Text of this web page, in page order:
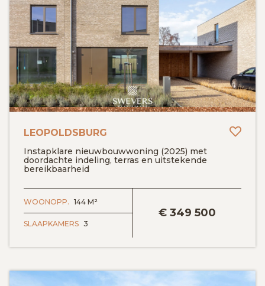
LEOPOLDSBURG
Instapklare nieuwbouwwoning (2025) met
doordachte indeling, terras en uitstekende
bereikbaarheid
€ 349 500
WOONOPP. 144 M²
SLAAPKAMERS 3
BEKIJK DETAILS